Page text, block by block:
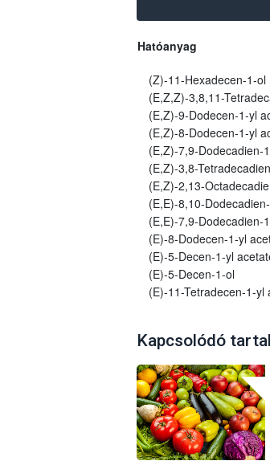
Hatóanyag
(Z)-11-Hexadecen-1-ol
(E,Z,Z)-3,8,11-
(E,Z)-9-Dodecen-1-yl
(E,Z)-8-Dodecen-1-yl
(E,Z)-7,9-Dodecadien-
(E,Z)-3,8-
(E,Z)-2,13-
(E,E)-8,10-
(E,E)-7,9-Dodecadien-
(E)-8-Dodecen-1-yl
(E)-5-Decen-1-yl
(E)-5-Decen-1-ol
(E)-11-Tetradecen-1-yl
Kapcsolódó